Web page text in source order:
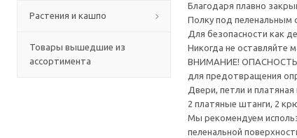
Растения и кашпо
Товары вышедшие из
ассортимента
Благодаря плавно
Полку под пеленальным
Для безопасности как
Никогда не оставляйте
ВНИМАНИЕ! ОПАСНОСТЬ
для предотвращения
Двери, петли и
2 платяные штанги, 2
Мы рекомендуем
пеленальной